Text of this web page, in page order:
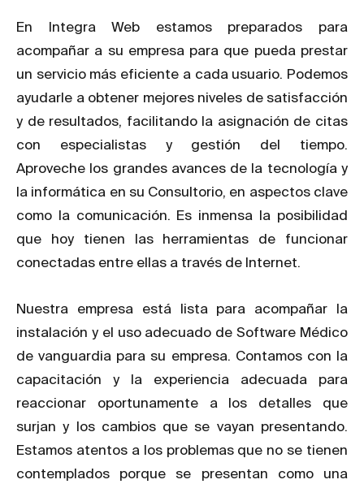
En Integra Web estamos preparados para
acompañar a su empresa para que pueda prestar
un servicio más eficiente a cada usuario. Podemos
ayudarle a obtener mejores niveles de satisfacción
y de resultados, facilitando la asignación de citas
con especialistas y gestión del tiempo.
Aproveche los grandes avances de la tecnología y
la informática en su Consultorio, en aspectos clave
como la comunicación. Es inmensa la posibilidad
que hoy tienen las herramientas de funcionar
conectadas entre ellas a través de Internet.
Nuestra empresa está lista para acompañar la
instalación y el uso adecuado de Software Médico
de vanguardia para su empresa. Contamos con la
capacitación y la experiencia adecuada para
reaccionar oportunamente a los detalles que
surjan y los cambios que se vayan presentando.
Estamos atentos a los problemas que no se tienen
contemplados porque se presentan como una